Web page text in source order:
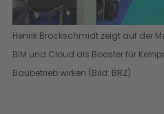
Henrik Brockschmidt zeigt auf der
BIM und Cloud als Booster für
Baubetrieb wirken (Bild: BRZ)